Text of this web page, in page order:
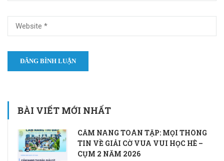
BÀI VIẾT MỚI NHẤT
CẨM NANG TOÀN TẬP: MỌI THÔNG
TIN VỀ GIẢI CỜ VUA VUI HỌC HÈ –
CỤM 2 NĂM 2026